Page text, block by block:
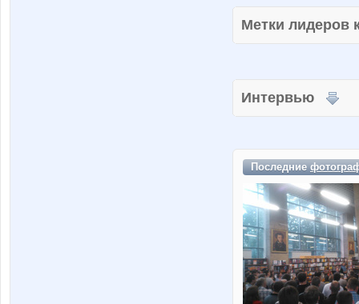
Метки
Интервью
Последние